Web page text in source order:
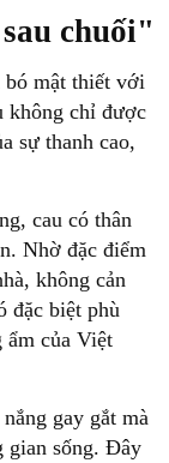
chuối"
bó mật thiết với
không chỉ được
sự thanh cao,
cau có thân
Nhờ đặc điểm
không cản
đặc biệt phù
của Việt
gay gắt mà
gian sống. Đây